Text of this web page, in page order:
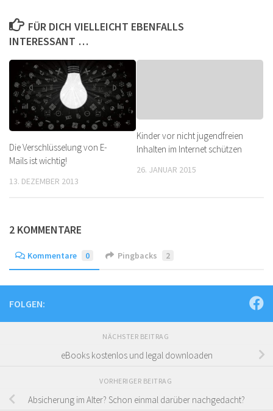
FÜR DICH VIELLEICHT EBENFALLS
INTERESSANT …
Die Verschlüsselung von E-
Mails ist wichtig!
13. DEZEMBER 2013
Kinder vor nicht jugendfreien
Inhalten im Internet schützen
26. JANUAR 2015
2 KOMMENTARE
Kommentare 0 Pingbacks 2
FOLGEN:
NÄCHSTER BEITRAG
eBooks kostenlos und legal downloaden
VORHERIGER BEITRAG
Absicherung im Alter? Schon einmal darüber nachgedacht?